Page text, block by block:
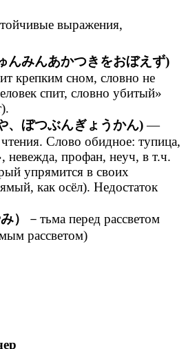
выражения,
んみんあかつきをおぼえず)
крепким сном, словно не
спит, словно убитый»
、ぼつぶんぎょうかん)—
Слово обидное: тупица,
невежда, профан, неуч, в т.ч.
упрямится в своих
как осёл). Недостаток
）
－тьма перед рассветом
рассветом)